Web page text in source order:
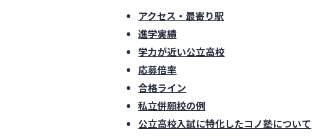
アクセス・最寄り駅
進学実績
学力が近い公立高校
応募倍率
合格ライン
私立併願校の例
公立高校入試に特化したコノ塾について